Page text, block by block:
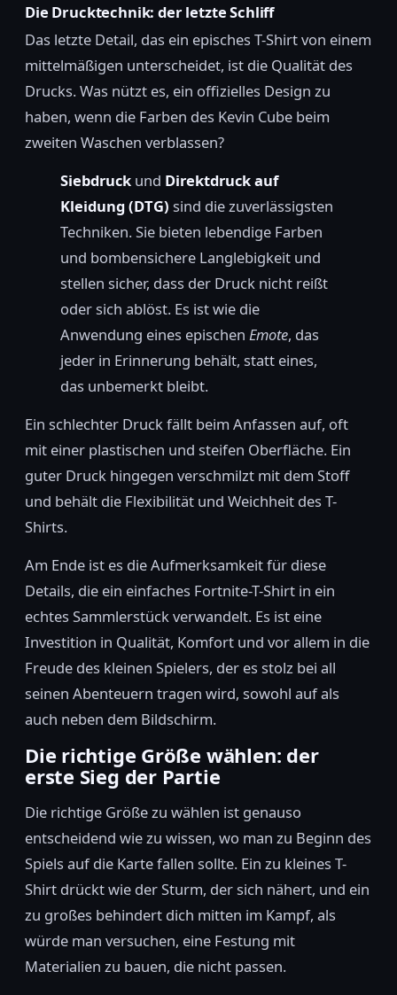
Die Drucktechnik: der letzte Schliff
Das letzte Detail, das ein episches T-Shirt von einem
mittelmäßigen unterscheidet, ist die Qualität des
Drucks. Was nützt es, ein offizielles Design zu
haben, wenn die Farben des Kevin Cube beim
zweiten Waschen verblassen?
Siebdruck und Direktdruck auf
Kleidung (DTG) sind die zuverlässigsten
Techniken. Sie bieten lebendige Farben
und bombensichere Langlebigkeit und
stellen sicher, dass der Druck nicht reißt
oder sich ablöst. Es ist wie die
Anwendung eines epischen Emote, das
jeder in Erinnerung behält, statt eines,
das unbemerkt bleibt.
Ein schlechter Druck fällt beim Anfassen auf, oft
mit einer plastischen und steifen Oberfläche. Ein
guter Druck hingegen verschmilzt mit dem Stoff
und behält die Flexibilität und Weichheit des T-
Shirts.
Am Ende ist es die Aufmerksamkeit für diese
Details, die ein einfaches Fortnite-T-Shirt in ein
echtes Sammlerstück verwandelt. Es ist eine
Investition in Qualität, Komfort und vor allem in die
Freude des kleinen Spielers, der es stolz bei all
seinen Abenteuern tragen wird, sowohl auf als
auch neben dem Bildschirm.
Die richtige Größe wählen: der
erste Sieg der Partie
Die richtige Größe zu wählen ist genauso
entscheidend wie zu wissen, wo man zu Beginn des
Spiels auf die Karte fallen sollte. Ein zu kleines T-
Shirt drückt wie der Sturm, der sich nähert, und ein
zu großes behindert dich mitten im Kampf, als
würde man versuchen, eine Festung mit
Materialien zu bauen, die nicht passen.